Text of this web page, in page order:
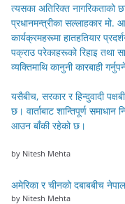
त्यसका अतिरिक्त नागरिकताको
प्रधानमन्त्रीका सल्लाहकार मो.
कार्यक्रमहरूमा हातहतियार
पक्राउ परेकाहरूको रिहाइ तथा
व्यक्तिमाथि कानुनी कारबाही
यसैबीच, सरकार र हिन्दुवादी
छ। वार्ताबाट शान्तिपूर्ण
आउन बाँकी रहेको छ।
by Nitesh Mehta
अमेरिका र चीनको दबाबबीच
by Nitesh Mehta